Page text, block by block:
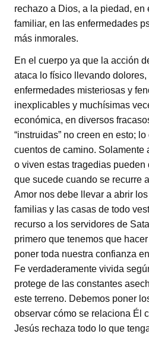
rechazo a Dios, a la piedad, en
familiar, en las enfermedades
más inmorales.
En el cuerpo ya que la acción
ataca lo físico llevando dolores,
enfermedades misteriosas y
inexplicables y muchísimas
económica, en diversos
“instruidas” no creen en esto;
cuentos de camino. Solamente
o viven estas tragedias
que sucede cuando se recurre
Amor nos debe llevar a abrir
familias y las casas de todo
recurso a los servidores de
primero que tenemos que
poner toda nuestra confianza
Fe verdaderamente vivida
protege de las constantes
este terreno. Debemos poner
observar cómo se relaciona Él
Jesús rechaza todo lo que